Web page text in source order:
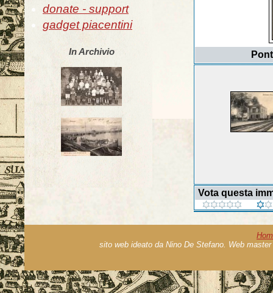
donate - support
gadget piacentini
In Archivio
Vota questa
sito web ideato da Nino De Stefano. Web